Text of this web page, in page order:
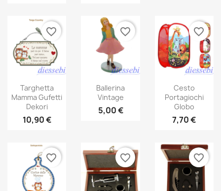
Targhetta
Mamma Gufetti
Dekori
10,90 €
favorite_border
Ballerina
Vintage
5,00 €
favorite_border
Cesto
Portagiochi
Globo
7,70 €
favorite_border
favorite_border favorite_border favorite_border